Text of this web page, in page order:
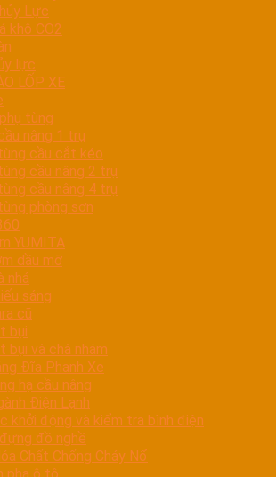
Lực
khô CO2
lực
LỐP XE
tùng
nâng 1 trụ
cầu cắt kéo
cầu nâng 2 trụ
cầu nâng 4 trụ
phòng sơn
YUMITA
dầu mỡ
nhá
sáng
cũ
bụi
bụi và chà nhám
Đĩa Phanh Xe
hạ cầu nâng
Điện Lạnh
khởi động và kiểm tra bình điện
đồ nghề
Chất Chống Cháy Nổ